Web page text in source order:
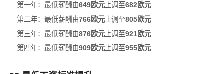
第一年：最低薪酬由649欧元上调至682欧元
第二年：最低薪酬由766欧元上调至805欧元
第三年：最低薪酬由876欧元上调至921欧元
第四年：最低薪酬由909欧元上调至955欧元